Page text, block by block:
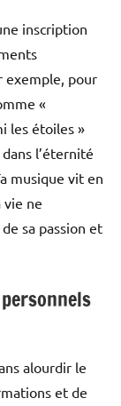
inscription
exemple, pour
«
les étoiles »
l’éternité
musique vit en
vie ne
sa passion et
alourdir le
et de